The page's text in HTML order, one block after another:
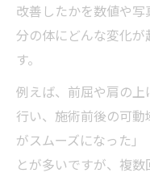
改善したかを数値や
分の体にどんな変化
す。
例えば、前屈や肩の
行い、施術前後の可
がスムーズになった
とが多いですが、複